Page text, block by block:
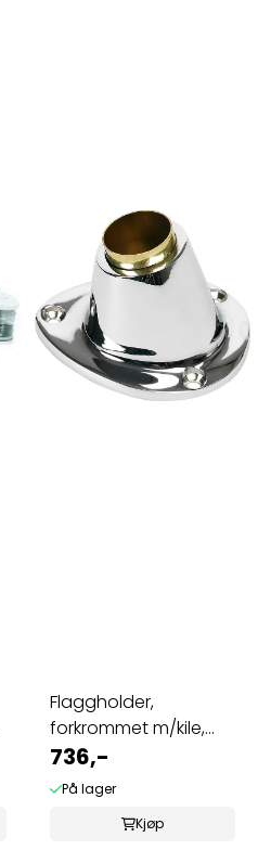
Flaggholder,
forkrommet m/kile,
23/25 mm
736,-
På lager
Kjøp